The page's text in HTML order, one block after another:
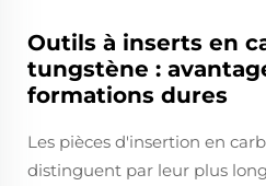
Outils à inserts en
tungstène :
formations dures
Les pièces d'insertion en
distinguent par leur plus